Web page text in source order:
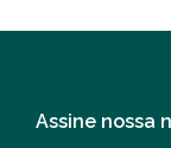
Assine nossa